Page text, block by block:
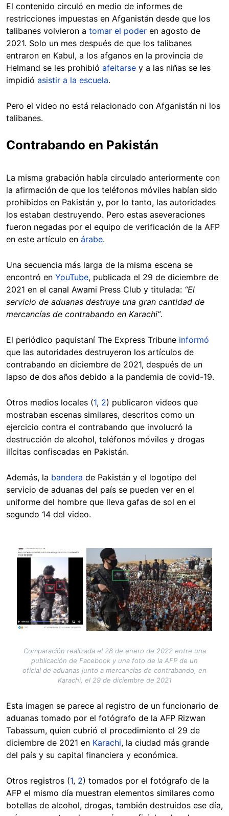
El contenido circuló en medio de informes de
restricciones impuestas en Afganistán desde que los
talibanes volvieron a tomar el poder en agosto de
2021. Solo un mes después de que los talibanes
entraron en Kabul, a los afganos en la provincia de
Helmand se les prohibió afeitarse y a las niñas se les
impidió asistir a la escuela.
Pero el video no está relacionado con Afganistán ni los
talibanes.
Contrabando en Pakistán
La misma grabación había circulado anteriormente con
la afirmación de que los teléfonos móviles habían sido
prohibidos en Pakistán y, por lo tanto, las autoridades
los estaban destruyendo. Pero estas aseveraciones
fueron negadas por el equipo de verificación de la AFP
en este artículo en árabe.
Una secuencia más larga de la misma escena se
encontró en YouTube, publicada el 29 de diciembre de
2021 en el canal Awami Press Club y titulada: “El
servicio de aduanas destruye una gran cantidad de
mercancías de contrabando en Karachi”.
El periódico paquistaní The Express Tribune informó
que las autoridades destruyeron los artículos de
contrabando en diciembre de 2021, después de un
lapso de dos años debido a la pandemia de covid-19.
Otros medios locales (1, 2) publicaron videos que
mostraban escenas similares, descritos como un
ejercicio contra el contrabando que involucró la
destrucción de alcohol, teléfonos móviles y drogas
ilícitas confiscadas en Pakistán.
Además, la bandera de Pakistán y el logotipo del
servicio de aduanas del país se pueden ver en el
uniforme del hombre que lleva gafas de sol en el
segundo 14 del video.
Image
Comparación realizada el 28 de enero de 2022 entre una
publicación de Facebook y una foto de la AFP de un
oficial de aduanas junto a mercancías de contrabando, en
Karachi, el 29 de diciembre de 2021
Esta imagen se parece al registro de un funcionario de
aduanas tomado por el fotógrafo de la AFP Rizwan
Tabassum, quien cubrió el procedimiento el 29 de
diciembre de 2021 en Karachi, la ciudad más grande
del país y su capital financiera y económica.
Otros registros (1, 2) tomados por el fotógrafo de la
AFP el mismo día muestran elementos similares como
botellas de alcohol, drogas, también destruidos ese día,